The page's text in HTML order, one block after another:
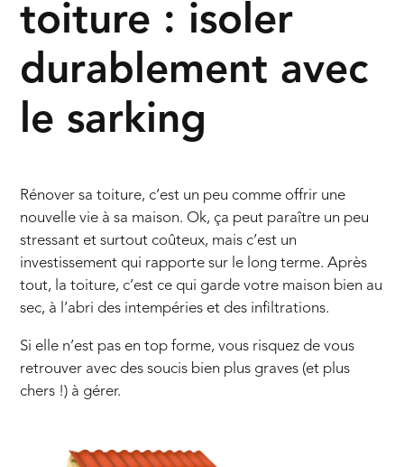
toiture : isoler
durablement avec
le sarking
Rénover sa toiture, c’est un peu comme offrir une
nouvelle vie à sa maison. Ok, ça peut paraître un peu
stressant et surtout coûteux, mais c’est un
investissement qui rapporte sur le long terme. Après
tout, la toiture, c’est ce qui garde votre maison bien au
sec, à l’abri des intempéries et des infiltrations.
Si elle n’est pas en top forme, vous risquez de vous
retrouver avec des soucis bien plus graves (et plus
chers !) à gérer.